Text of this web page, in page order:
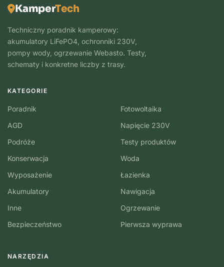
KamperTech
Techniczny poradnik kamperowy:
akumulatory LiFePO4, ochronniki 230V,
pompy wody, ogrzewanie Webasto. Testy,
schematy i konkretne liczby z trasy.
KATEGORIE
Poradnik
AGD
Podróże
Konserwacja
Wyposażenie
Akumulatory
Inne
Bezpieczeństwo
Fotowoltaika
Napięcie 230V
Testy produktów
Woda
Łazienka
Nawigacja
Ogrzewanie
Pierwsza wyprawa
NARZĘDZIA